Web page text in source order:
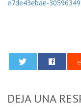
e7de43ebae-
DEJA UNA